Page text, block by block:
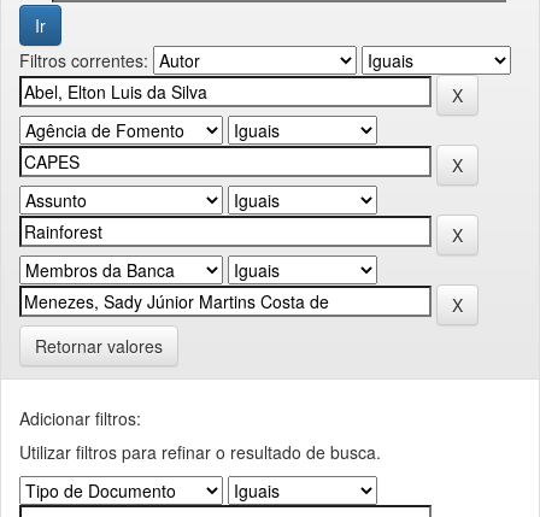
Filtros correntes:
Retornar valores
Adicionar filtros:
Utilizar filtros para refinar o resultado de busca.